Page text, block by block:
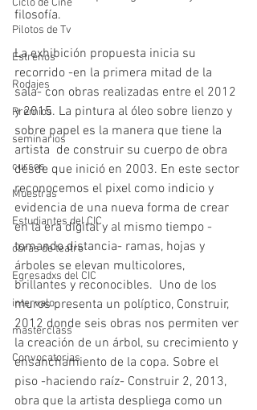
Ciclo de Cine
Pilotos de Tv
Estrenos
Rodajes
Premios
seminarios
cursos
Muestras
Estudiantes del CIC
obras de teatro
Egresadxs del CIC
intervalo
masterclass
Convocatorias
filosofía.
La exhibición propuesta inicia su
recorrido -en la primera mitad de la
sala- con obras realizadas entre el 2012
y 2015. La pintura al óleo sobre lienzo y
sobre papel es la manera que tiene la
artista  de construir su cuerpo de obra
desde que inició en 2003. En este sector
reconocemos el pixel como indicio y
evidencia de una nueva forma de crear
en la era digital y al mismo tiempo -
tomando distancia- ramas, hojas y
árboles se elevan multicolores,
brillantes y reconocibles.  Uno de los
muros presenta un políptico, Construir,
2012 donde seis obras nos permiten ver
la creación de un árbol, su crecimiento y
ensanchamiento de la copa. Sobre el
piso -haciendo raíz- Construir 2, 2013,
obra que la artista despliega como un